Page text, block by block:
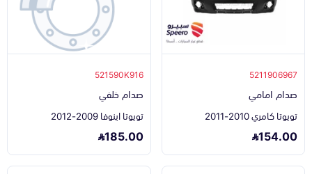
5211906967
صدام امامي
تويوتا كامري 2010-2011
154.00
521590K916
صدام خلفي
تويوتا اينوفا 2009-2012
185.00